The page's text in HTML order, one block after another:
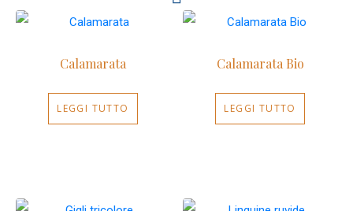
Calamarata
LEGGI TUTTO
Calamarata Bio
LEGGI TUTTO